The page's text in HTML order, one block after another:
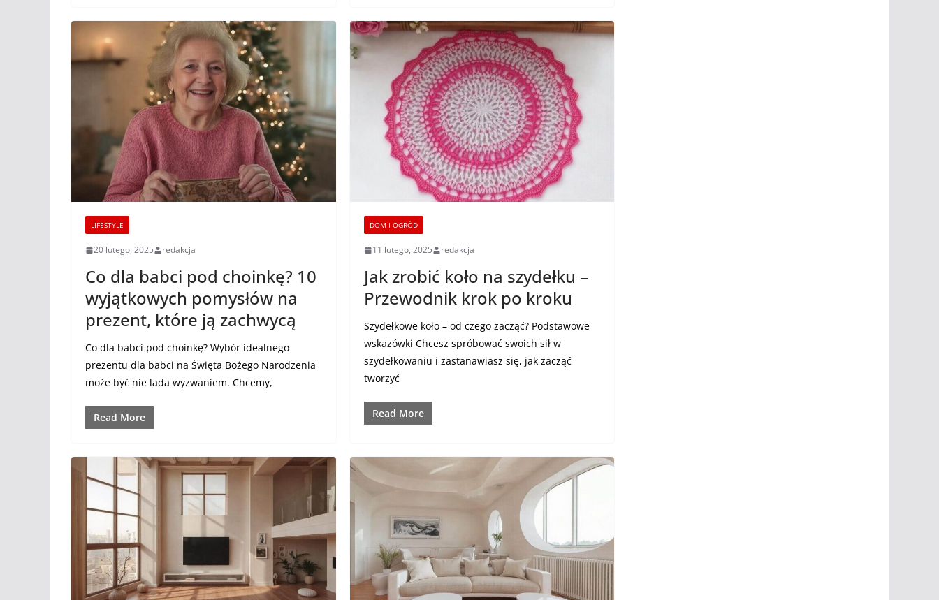
LIFESTYLE
20 lutego, 2025 redakcja
Co dla babci pod choinkę? 10
wyjątkowych pomysłów na
prezent, które ją zachwycą
Co dla babci pod choinkę? Wybór idealnego
prezentu dla babci na Święta Bożego Narodzenia
może być nie lada wyzwaniem. Chcemy,
Read More
DOM I OGRÓD
11 lutego, 2025 redakcja
Jak zrobić koło na szydełku –
Przewodnik krok po kroku
Szydełkowe koło – od czego zacząć? Podstawowe
wskazówki Chcesz spróbować swoich sił w
szydełkowaniu i zastanawiasz się, jak zacząć
tworzyć
Read More